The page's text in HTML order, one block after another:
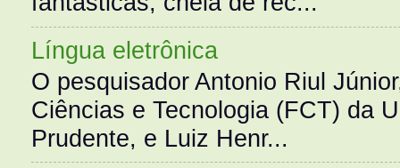
Língua eletrônica
O pesquisador Antonio Riul
Ciências e Tecnologia (FCT) da
Prudente, e Luiz Henr...